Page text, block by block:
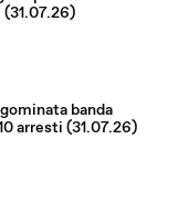
banda
arresti (31.07.26)